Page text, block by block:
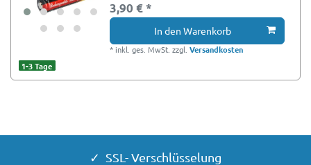
3,90 € *
In den Warenkorb
* inkl. ges. MwSt. zzgl.Versandkosten
1-3 Tage
✓ SSL- Verschlüsselung